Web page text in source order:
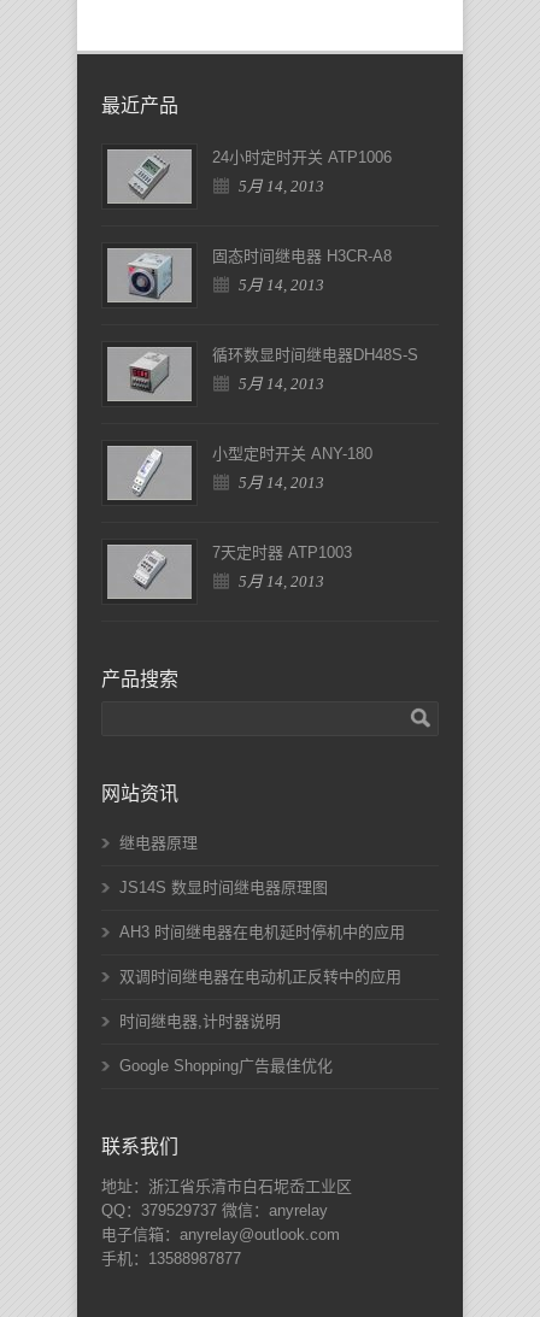
最近产品
24小时定时开关 ATP1006
5月 14, 2013
固态时间继电器 H3CR-A8
5月 14, 2013
循环数显时间继电器DH48S-S
5月 14, 2013
小型定时开关 ANY-180
5月 14, 2013
7天定时器 ATP1003
5月 14, 2013
产品搜索
网站资讯
继电器原理
JS14S 数显时间继电器原理图
AH3 时间继电器在电机延时停机中的应用
双调时间继电器在电动机正反转中的应用
时间继电器,计时器说明
Google Shopping广告最佳优化
联系我们
地址：浙江省乐清市白石坭岙工业区
QQ：379529737 微信：anyrelay
电子信箱：anyrelay@outlook.com
手机：13588987877